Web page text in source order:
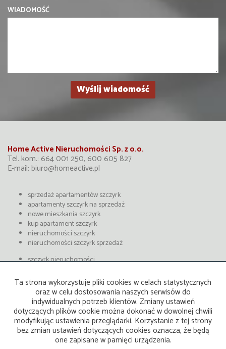
WIADOMOŚĆ
Home Active Nieruchomości Sp. z o.o.
Tel. kom.: 664 001 250, 600 605 827
E-mail: biuro@homeactive.pl
sprzedaż apartamentów szczyrk
apartamenty szczyrk na sprzedaż
nowe mieszkania szczyrk
kup apartament szczyrk
nieruchomości szczyrk
nieruchomości szczyrk sprzedaż
szczyrk nieruchomości
zainwestuj w apartament w szczyrku
biuro sprzedaży apartamentów szczyrk
deweloper szczyrk
rynek pierwotny szczyrk
Strona główna Kontakt Kup Sprzedaj Apartamenty Szczyrk
Ta strona wykorzystuje pliki cookies w celach statystycznych
oraz w celu dostosowania naszych serwisów do
indywidualnych potrzeb klientów. Zmiany ustawień
dotyczących plików cookie można dokonać w dowolnej chwili
modyfikując ustawienia przeglądarki. Korzystanie z tej strony
bez zmian ustawień dotyczących cookies oznacza, że będą
one zapisane w pamięci urządzenia.